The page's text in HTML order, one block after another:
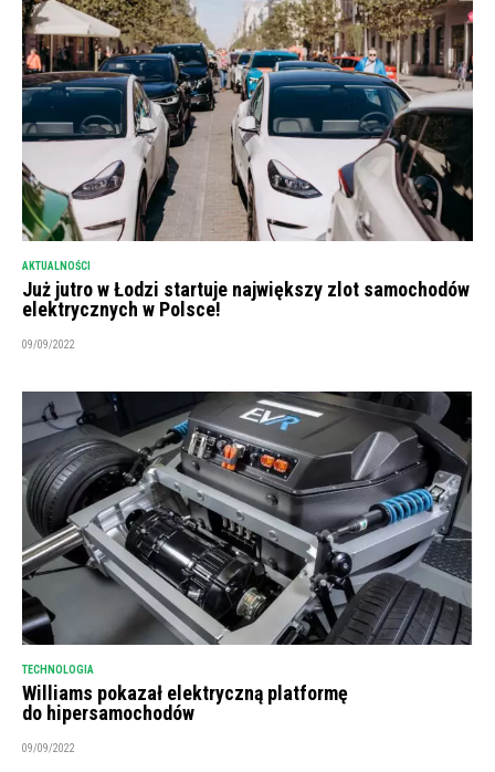
AKTUALNOŚCI
Już jutro w Łodzi startuje największy zlot samochodów
elektrycznych w Polsce!
09/09/2022
TECHNOLOGIA
Williams pokazał elektryczną platformę
do hipersamochodów
09/09/2022